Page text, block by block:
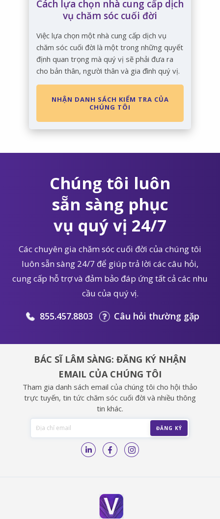
Cách lựa chọn nhà cung cấp dịch
vụ chăm sóc cuối đời
Việc lựa chọn một nhà cung cấp dịch vụ
chăm sóc cuối đời là một trong những quyết
định quan trọng mà quý vị sẽ phải đưa ra
cho bản thân, người thân và gia đình quý vị.
NHẬN DANH SÁCH KIỂM TRA CỦA
CHÚNG TÔI
Chúng tôi luôn
sẵn sàng phục
vụ quý vị 24/7
Các chuyên gia chăm sóc cuối đời của chúng tôi
luôn sẵn sàng 24/7 để giúp trả lời các câu hỏi,
cung cấp hỗ trợ và đảm bảo đáp ứng tất cả các nhu
cầu của quý vị.
855.457.8803 Câu hỏi thường gặp
BÁC SĨ LÂM SÀNG: ĐĂNG KÝ NHẬN
EMAIL CỦA CHÚNG TÔI
Tham gia danh sách email của chúng tôi cho hội thảo
trực tuyến, tin tức chăm sóc cuối đời và nhiều thông
tin khác.